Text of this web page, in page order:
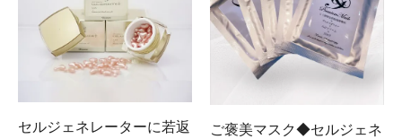
セルジェネレーターに若返
ご褒美マスク◆セルジェネ